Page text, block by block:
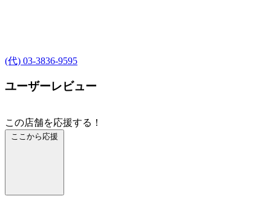
(代) 03-3836-9595
ユーザーレビュー
この店舗を応援する！
ここから応援